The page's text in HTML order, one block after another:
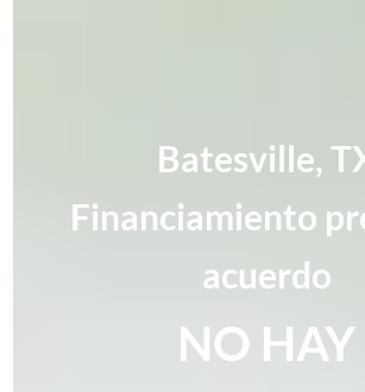
Batesville,
Financiamiento
acuerdo
NO HAY